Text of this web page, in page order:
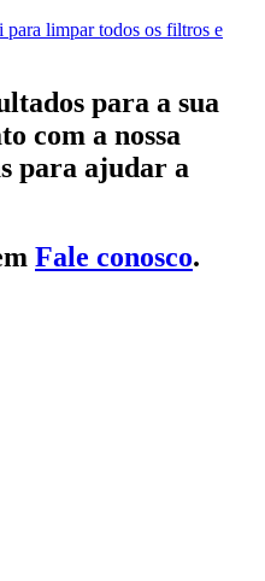
para limpar todos os filtros e
para a sua
com a nossa
para ajudar a
Fale conosco.